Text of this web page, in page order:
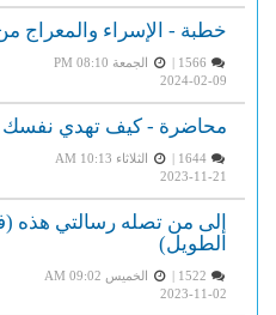
خطبة - الإسراء والمعراج
الجمعة PM 08:10
2024-02-09
محاضرة - كيف تهدي نفسك
1644 |
الثلاثاء AM 10:13
2023-11-21
إلى من تصله رسالتي هذه
الطويل)
الخميس AM 09:02
2023-11-02